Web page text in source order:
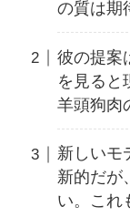
の質は期
彼の提案
を見ると
羊頭狗肉
新しいモ
新的だが
い。これ